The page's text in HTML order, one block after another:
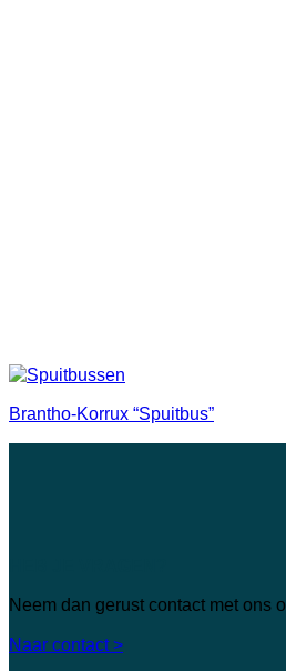
Brantho-Korrux “Spuitbus”
Neem dan gerust contact met ons
Naar contact >